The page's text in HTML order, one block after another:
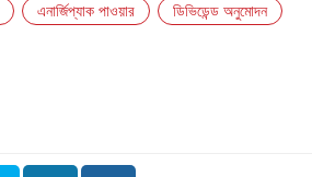
এনার্জিপ্যাক পাওয়ার ডিভিডেন্ড অনুমোদন